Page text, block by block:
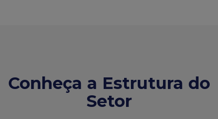
Conheça a Estrutura do
Setor